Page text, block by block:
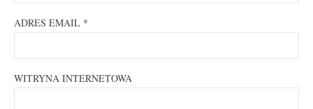
ADRES EMAIL *
WITRYNA INTERNETOWA